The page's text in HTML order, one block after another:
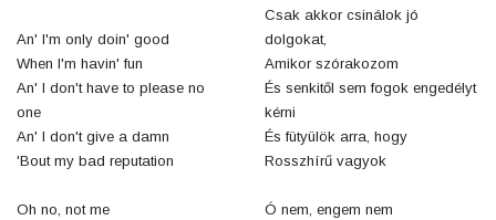
An' I'm only doin' good
When I'm havin' fun
An' I don't have to please no
one
An' I don't give a damn
'Bout my bad reputation
Oh no, not me
Csak akkor csinálok jó
dolgokat,
Amikor szórakozom
És senkitől sem fogok engedélyt
kérni
És fütyülök arra, hogy
Rosszhírű vagyok
Ó nem, engem nem